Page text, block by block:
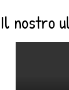
Il nostro